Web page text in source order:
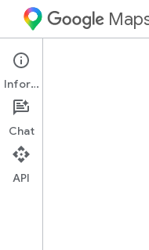
Web Services
Guías
Información
Chat
API